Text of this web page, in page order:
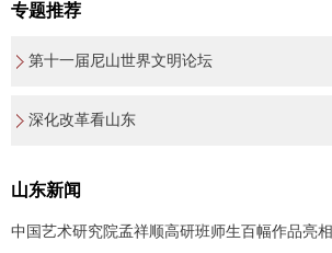
专题推荐
第十一届尼山世界文明论坛
深化改革看山东
山东新闻
中国艺术研究院孟祥顺高研班师生百幅作品亮